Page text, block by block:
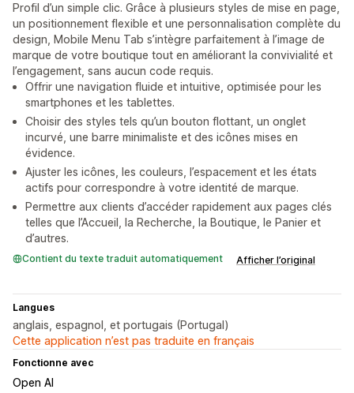
Profil d’un simple clic. Grâce à plusieurs styles de mise en page,
un positionnement flexible et une personnalisation complète du
design, Mobile Menu Tab s’intègre parfaitement à l’image de
marque de votre boutique tout en améliorant la convivialité et
l’engagement, sans aucun code requis.
Offrir une navigation fluide et intuitive, optimisée pour les
smartphones et les tablettes.
Choisir des styles tels qu’un bouton flottant, un onglet
incurvé, une barre minimaliste et des icônes mises en
évidence.
Ajuster les icônes, les couleurs, l’espacement et les états
actifs pour correspondre à votre identité de marque.
Permettre aux clients d’accéder rapidement aux pages clés
telles que l’Accueil, la Recherche, la Boutique, le Panier et
d’autres.
Contient du texte traduit automatiquement Afficher l’original
Langues
anglais, espagnol, et portugais (Portugal)
Cette application n’est pas traduite en français
Fonctionne avec
Open AI